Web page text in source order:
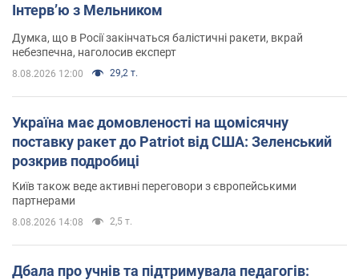
Інтерв’ю з Мельником
Думка, що в Росії закінчаться балістичні ракети, вкрай
небезпечна, наголосив експерт
8.08.2026 12:00 29,2 т.
Україна має домовленості на щомісячну
поставку ракет до Patriot від США: Зеленський
розкрив подробиці
Київ також веде активні переговори з європейськими
партнерами
8.08.2026 14:08 2,5 т.
Дбала про учнів та підтримувала педагогів: